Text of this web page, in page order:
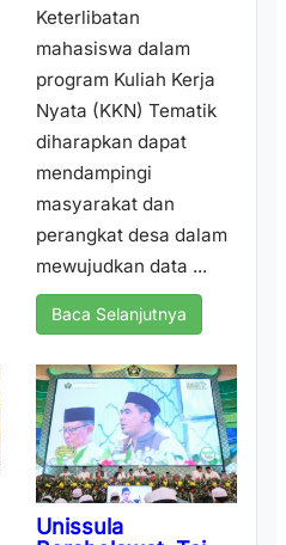
Keterlibatan
mahasiswa dalam
program Kuliah Kerja
Nyata (KKN) Tematik
diharapkan dapat
mendampingi
masyarakat dan
perangkat desa dalam
mewujudkan data ...
Baca Selanjutnya
Unissula